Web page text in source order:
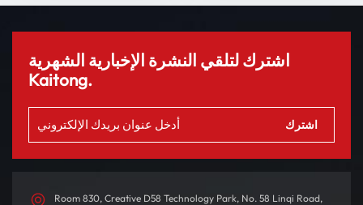
اشترك لتلقي النشرة الإخبارية الشهرية
Kaitong.
Room 830, Creative D58 Technology Park, No. 58 Linqi Road,